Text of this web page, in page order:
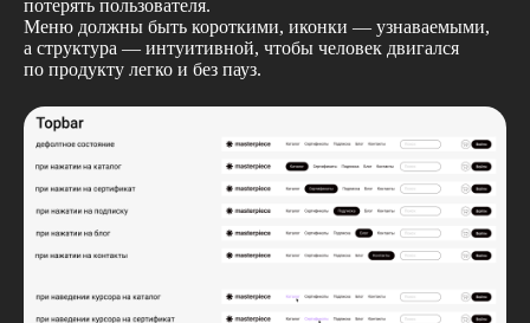
потерять пользователя.
Меню должны быть короткими, иконки — узнаваемыми,
а структура — интуитивной, чтобы человек двигался
по продукту легко и без пауз.